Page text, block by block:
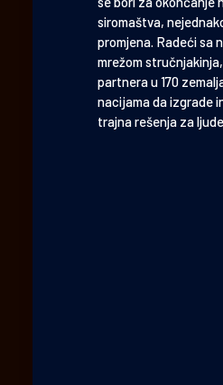
siromaštva,
promjena. Radeći sa
mrežom
partnera u 170
nacijama da izgrade
trajna rešenja za